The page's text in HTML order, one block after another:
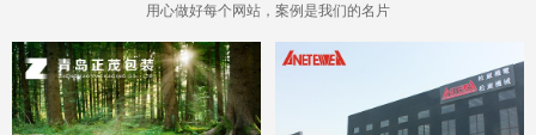
用心做好每个网站，案例是我们的名片